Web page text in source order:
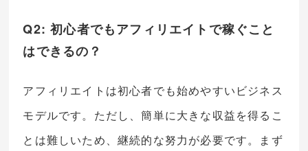
Q2: 初心者でもアフィリエイトで稼ぐこと
はできるの？
アフィリエイトは初心者でも始めやすいビジネス
モデルです。ただし、簡単に大きな収益を得るこ
とは難しいため、継続的な努力が必要です。まず